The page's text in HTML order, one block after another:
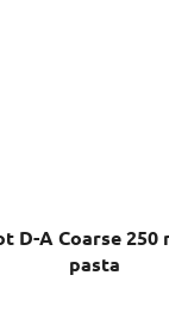
D-A Coarse
pasta